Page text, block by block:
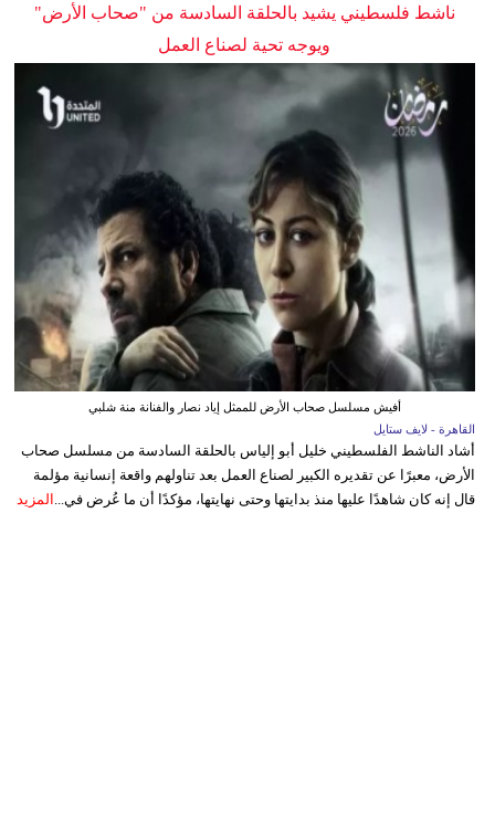
ناشط فلسطيني يشيد بالحلقة السادسة من "صحاب الأرض"
ويوجه تحية لصناع العمل
أفيش مسلسل صحاب الأرض للممثل إياد نصار والفنانة منة شلبي
القاهرة - لايف ستايل
أشاد الناشط الفلسطيني خليل أبو إلياس بالحلقة السادسة من مسلسل صحاب
الأرض، معبرًا عن تقديره الكبير لصناع العمل بعد تناولهم واقعة إنسانية مؤلمة
قال إنه كان شاهدًا عليها منذ بدايتها وحتى نهايتها، مؤكدًا أن ما عُرض في... المزيد